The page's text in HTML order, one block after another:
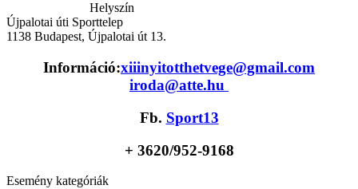
Helyszín
Újpalotai úti Sporttelep
1138 Budapest, Újpalotai út 13.
Információ:xiiinyitotthetvege@gmail.com
iroda@atte.hu
Fb. Sport13
+ 3620/952-9168
Esemény kategóriák